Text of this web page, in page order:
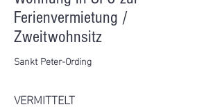
Ferienvermietung /
Zweitwohnsitz
Sankt Peter-Ording
VERMITTELT